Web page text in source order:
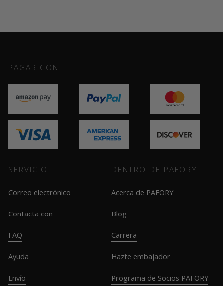
PAGAR CON
SERVICIO
Correo electrónico
Contacta con
FAQ
Ayuda
Envío
DENTRO DE PAFORY
Acerca de PAFORY
Blog
Carrera
Hazte embajador
Programa de Socios PAFORY